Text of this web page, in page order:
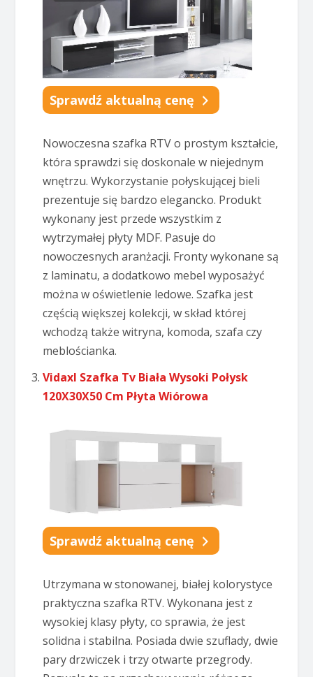
Sprawdź aktualną cenę
Nowoczesna szafka RTV o prostym kształcie,
która sprawdzi się doskonale w niejednym
wnętrzu. Wykorzystanie połyskującej bieli
prezentuje się bardzo elegancko. Produkt
wykonany jest przede wszystkim z
wytrzymałej płyty MDF. Pasuje do
nowoczesnych aranżacji. Fronty wykonane są
z laminatu, a dodatkowo mebel wyposażyć
można w oświetlenie ledowe. Szafka jest
częścią większej kolekcji, w skład której
wchodzą także witryna, komoda, szafa czy
meblościanka.
Vidaxl Szafka Tv Biała Wysoki Połysk
120X30X50 Cm Płyta Wiórowa
Sprawdź aktualną cenę
Utrzymana w stonowanej, białej kolorystyce
praktyczna szafka RTV. Wykonana jest z
wysokiej klasy płyty, co sprawia, że jest
solidna i stabilna. Posiada dwie szuflady, dwie
pary drzwiczek i trzy otwarte przegrody.